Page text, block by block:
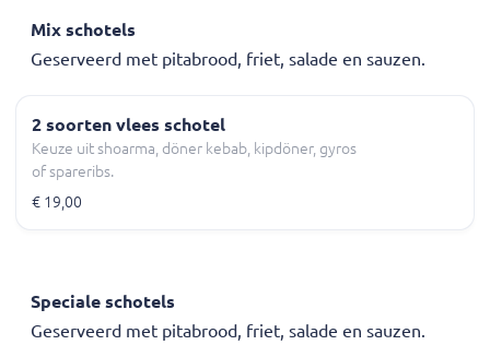
Mix schotels
Geserveerd met pitabrood, friet, salade en sauzen.
2 soorten vlees schotel
Keuze uit shoarma, döner kebab, kipdöner, gyros
of spareribs.
€ 19,00
Speciale schotels
Geserveerd met pitabrood, friet, salade en sauzen.